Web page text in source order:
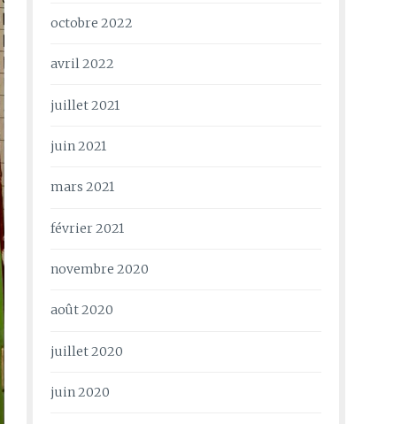
octobre 2022
avril 2022
juillet 2021
juin 2021
mars 2021
février 2021
novembre 2020
août 2020
juillet 2020
juin 2020